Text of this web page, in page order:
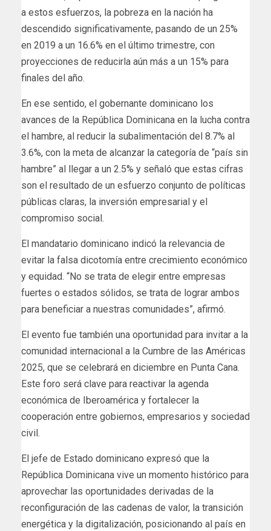
a estos esfuerzos, la pobreza en la nación ha
descendido significativamente, pasando de un 25%
en 2019 a un 16.6% en el último trimestre, con
proyecciones de reducirla aún más a un 15% para
finales del año.
En ese sentido, el gobernante dominicano los
avances de la República Dominicana en la lucha contra
el hambre, al reducir la subalimentación del 8.7% al
3.6%, con la meta de alcanzar la categoría de “país sin
hambre” al llegar a un 2.5% y señaló que estas cifras
son el resultado de un esfuerzo conjunto de políticas
públicas claras, la inversión empresarial y el
compromiso social.
El mandatario dominicano indicó la relevancia de
evitar la falsa dicotomía entre crecimiento económico
y equidad. “No se trata de elegir entre empresas
fuertes o estados sólidos, se trata de lograr ambos
para beneficiar a nuestras comunidades”, afirmó.
El evento fue también una oportunidad para invitar a la
comunidad internacional a la Cumbre de las Américas
2025, que se celebrará en diciembre en Punta Cana.
Este foro será clave para reactivar la agenda
económica de Iberoamérica y fortalecer la
cooperación entre gobiernos, empresarios y sociedad
civil.
El jefe de Estado dominicano expresó que la
República Dominicana vive un momento histórico para
aprovechar las oportunidades derivadas de la
reconfiguración de las cadenas de valor, la transición
energética y la digitalización, posicionando al país en